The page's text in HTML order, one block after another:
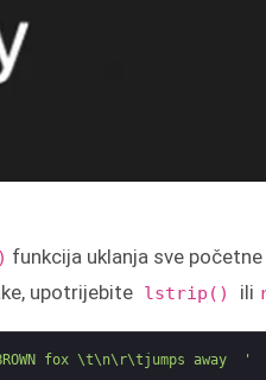
funkcija uklanja sve
upotrijebite lstrip() ili
fox \t\n\r\tjumps away  '